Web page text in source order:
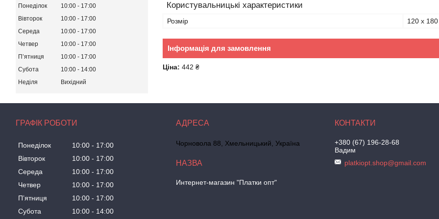
Користувальницькі характеристики
Розмір 120 х
Інформація для замовлення
Ціна: 442 ₴
Понеділок 10:00
17:00
Вівторок
10:00
17:00
Середа
10:00
17:00
Четвер
10:00
17:00
Пʼятниця
10:00
17:00
Субота
10:00
14:00
Неділя
Вихідний
ГРАФІК РОБОТИ
Понеділок 10:00
17:00
Вівторок
10:00
17:00
Середа
10:00
17:00
Четвер
10:00
17:00
Пʼятниця
10:00
17:00
Субота
10:00 14:00
Чорновола 88, Хмельницький, Україна
Интернет-магазин "Платки опт"
+380 (67) 196-28-68
Вадим
platkiopt.shop@gmail.com